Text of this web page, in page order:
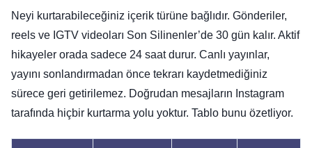
Neyi kurtarabileceğiniz içerik türüne bağlıdır. Gönderiler,
reels ve IGTV videoları Son Silinenler’de 30 gün kalır. Aktif
hikayeler orada sadece 24 saat durur. Canlı yayınlar,
yayını sonlandırmadan önce tekrarı kaydetmediğiniz
sürece geri getirilemez. Doğrudan mesajların Instagram
tarafında hiçbir kurtarma yolu yoktur. Tablo bunu özetliyor.